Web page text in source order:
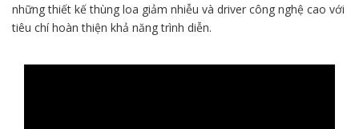
những thiết kế thùng loa giảm nhiễu và driver công nghệ cao với
tiêu chí hoàn thiện khả năng trình diễn.